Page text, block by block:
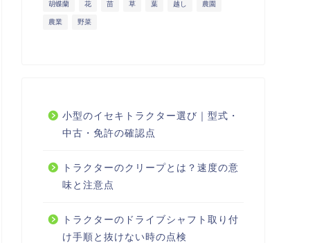
胡蝶蘭 花 苗 草 葉 越し 農園
農業 野菜
小型のイセキトラクター選び｜型式・
中古・免許の確認点
トラクターのクリープとは？速度の意
味と注意点
トラクターのドライブシャフト取り付
け手順と抜けない時の点検